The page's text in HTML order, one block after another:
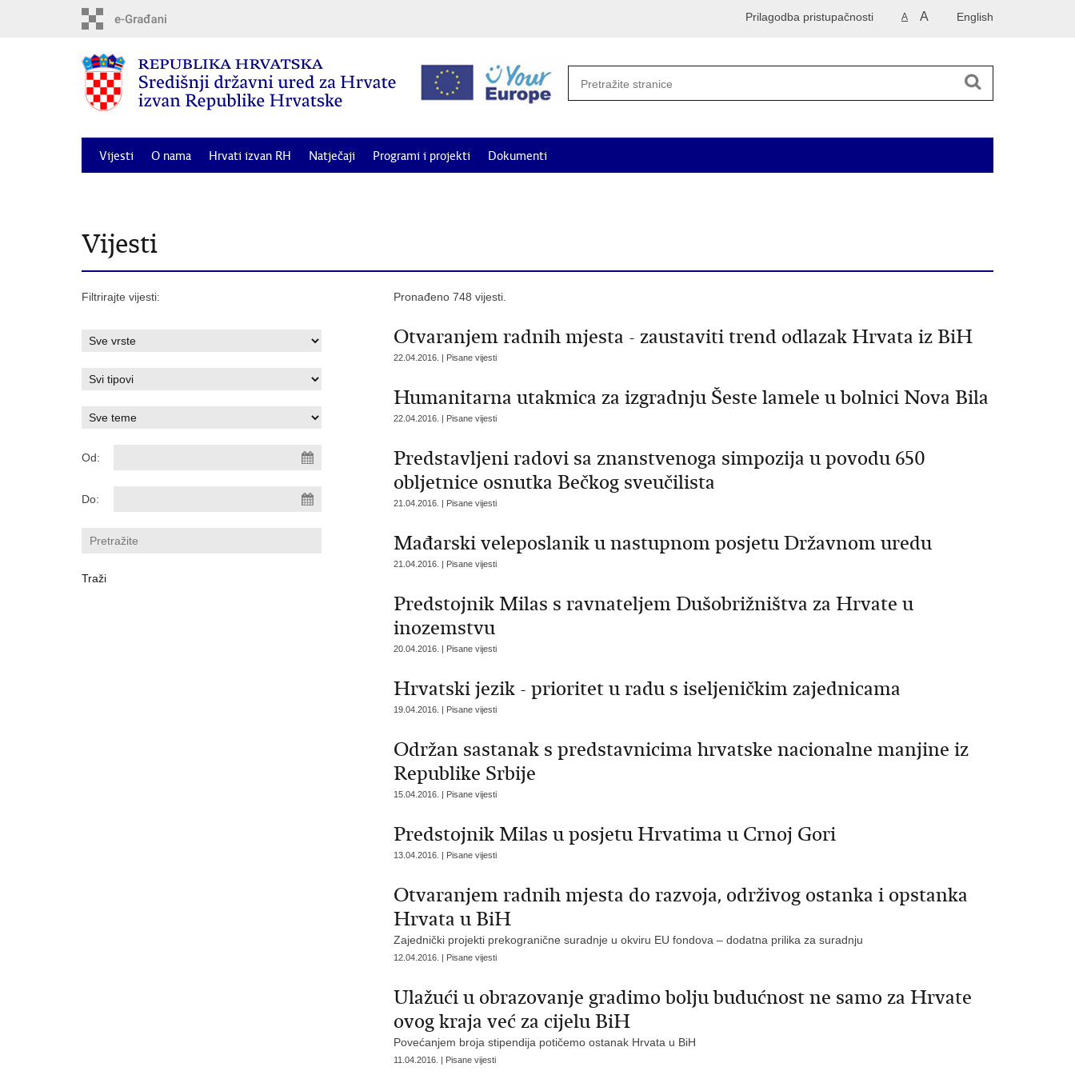
English
A A
Prilagodba pristupačnosti
Vijesti O nama Hrvati izvan RH Natječaji Programi i projekti Dokumenti
Vijesti
Filtrirajte vijesti:
Od:
Do:
Pronađeno 748 vijesti.
Otvaranjem radnih mjesta - zaustaviti trend odlazak Hrvata iz BiH
22.04.2016. | Pisane vijesti
Humanitarna utakmica za izgradnju Šeste lamele u bolnici Nova Bila
22.04.2016. | Pisane vijesti
Predstavljeni radovi sa znanstvenoga simpozija u povodu 650
obljetnice osnutka Bečkog sveučilista
21.04.2016. | Pisane vijesti
Mađarski veleposlanik u nastupnom posjetu Državnom uredu
21.04.2016. | Pisane vijesti
Predstojnik Milas s ravnateljem Dušobrižništva za Hrvate u
inozemstvu
20.04.2016. | Pisane vijesti
Hrvatski jezik - prioritet u radu s iseljeničkim zajednicama
19.04.2016. | Pisane vijesti
Održan sastanak s predstavnicima hrvatske nacionalne manjine iz
Republike Srbije
15.04.2016. | Pisane vijesti
Predstojnik Milas u posjetu Hrvatima u Crnoj Gori
13.04.2016. | Pisane vijesti
Otvaranjem radnih mjesta do razvoja, održivog ostanka i opstanka
Hrvata u BiH
Zajednički projekti prekogranične suradnje u okviru EU fondova – dodatna prilika za suradnju
12.04.2016. | Pisane vijesti
Ulažući u obrazovanje gradimo bolju budućnost ne samo za Hrvate
ovog kraja već za cijelu BiH
Povećanjem broja stipendija potičemo ostanak Hrvata u BiH
11.04.2016. | Pisane vijesti